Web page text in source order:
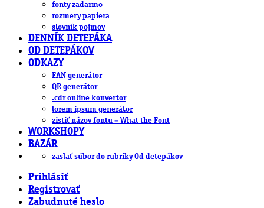
fonty zadarmo
rozmery papiera
slovník pojmov
DENNÍK DETEPÁKA
OD DETEPÁKOV
ODKAZY
EAN generátor
QR generátor
.cdr online konvertor
lorem ipsum generátor
zistiť názov fontu – What the Font
WORKSHOPY
BAZÁR
zaslať súbor do rubriky Od detepákov
Prihlásiť
Registrovať
Zabudnuté heslo